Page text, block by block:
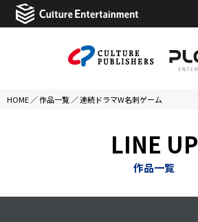
HOME ／作品一覧 ／連続ドラマW名刺ゲーム
LINE UP
作品一覧